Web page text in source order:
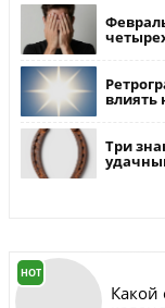
влиять
Три
HOT
Какой